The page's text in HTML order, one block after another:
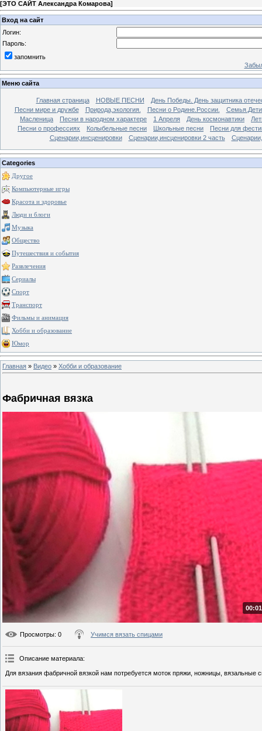
[ЭТО САЙТ Александра Комарова]
Вход на сайт
Логин:
Пароль:
запомнить
Меню сайта
Главная страница НОВЫЕ ПЕСНИ
День Победы. День защитника
Песни мире и дружбе
Природа,экология. Песни о Родине.России.
Масленица
Песни в народном характере 1 Апреля День космонавтики
Песни о профессиях
Колыбельные песни Школьные песни
Песни для
Сценарии,инсценировки
Сценарии,инсценировки 2 часть
Categories
Другое
Компьютерные игры
Красота и здоровье
Люди и блоги
Музыка
Общество
Путешествия и события
Развлечения
Сериалы
Спорт
Транспорт
Фильмы и анимация
Хобби и образование
Юмор
Главная » Видео » Хобби и образование
Фабричная вязка
Просмотры: 0 Учимся вязать спицами
Описание материала:
Для вязания фабричной вязкой нам потребуется моток пряжи, ножницы, вязальные